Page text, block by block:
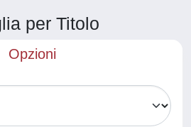
per Titolo
Opzioni